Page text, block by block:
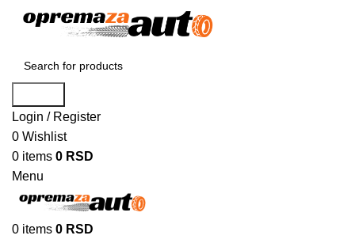
Login / Register
0 Wishlist
0 items 0 RSD
Menu
0 items 0 RSD